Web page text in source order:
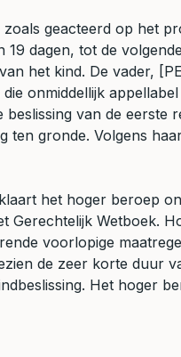
geacteerd op
dagen, tot de
het kind. De vader,
onmiddellijk
van de
gronde. Volgens
het hoger beroep
Gerechtelijk Wetboek.
voorlopige
de zeer korte duur
Het hoger